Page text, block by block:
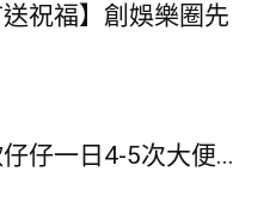
祝福】創娛樂圈先
仔一日4-5次大便...